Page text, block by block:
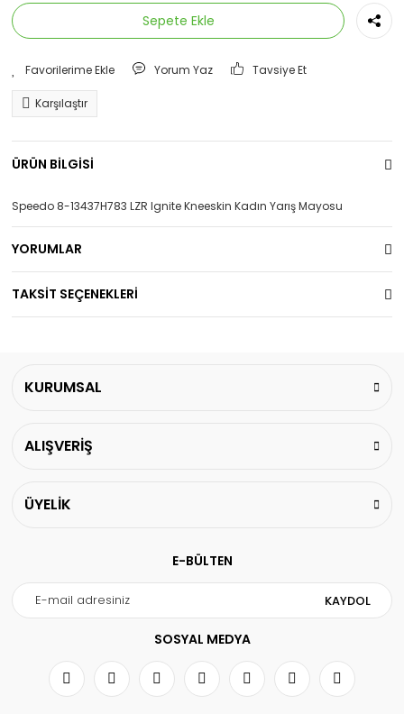
Sepete Ekle
Yorum Yaz Tavsiye Et
Karşılaştır
ÜRÜN BİLGİSİ
Speedo 8-13437H783 LZR Ignite Kneeskin Kadın Yarış Mayosu
YORUMLAR
TAKSİT SEÇENEKLERİ
KURUMSAL
ALIŞVERİŞ
ÜYELİK
E-BÜLTEN
KAYDOL
SOSYAL MEDYA